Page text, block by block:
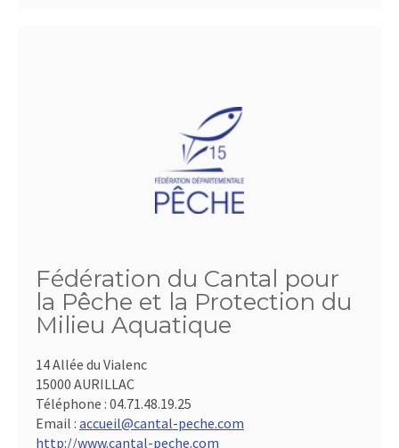
Fédération du Cantal pour
la Pêche et la Protection du
Milieu Aquatique
14 Allée du Vialenc
15000 AURILLAC
Téléphone : 04.71.48.19.25
Email : accueil@cantal-peche.com
http://www.cantal-peche.com